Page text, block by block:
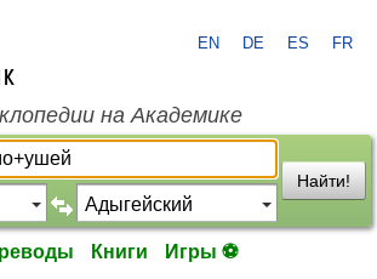
EN DE ES FR
на Академике
Найти!
Книги Игры ⚽